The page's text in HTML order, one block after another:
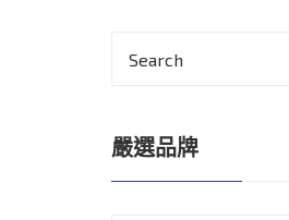
嚴選品牌